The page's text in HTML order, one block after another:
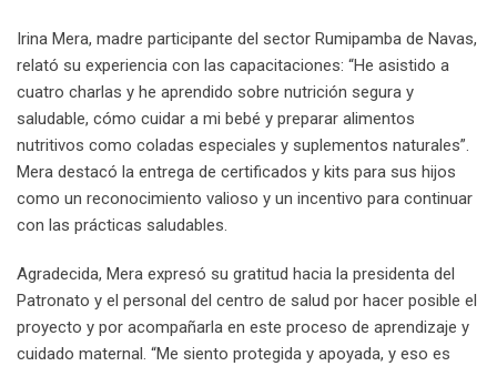
Irina Mera, madre participante del sector Rumipamba de Navas,
relató su experiencia con las capacitaciones: “He asistido a
cuatro charlas y he aprendido sobre nutrición segura y
saludable, cómo cuidar a mi bebé y preparar alimentos
nutritivos como coladas especiales y suplementos naturales”.
Mera destacó la entrega de certificados y kits para sus hijos
como un reconocimiento valioso y un incentivo para continuar
con las prácticas saludables.
Agradecida, Mera expresó su gratitud hacia la presidenta del
Patronato y el personal del centro de salud por hacer posible el
proyecto y por acompañarla en este proceso de aprendizaje y
cuidado maternal. “Me siento protegida y apoyada, y eso es